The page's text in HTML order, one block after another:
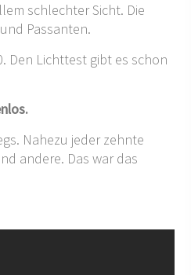
schlechter Sicht. Die
Passanten.
Den Lichttest gibt es schon
Nahezu jeder zehnte
andere. Das war das